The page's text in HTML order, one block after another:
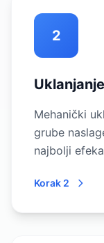
2
Mehanički
grube
najbolji
Korak 2